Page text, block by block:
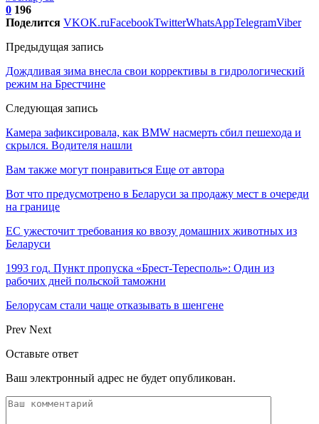
0 196
Поделится VKOK.ruFacebookTwitterWhatsAppTelegramViber
Предыдущая запись
Дождливая зима внесла свои коррективы в гидрологический
режим на Брестчине
Следующая запись
Камера зафиксировала, как BMW насмерть сбил пешехода и
скрылся. Водителя нашли
Вам также могут понравиться Еще от автора
Вот что предусмотрено в Беларуси за продажу мест в очереди
на границе
ЕС ужесточит требования ко ввозу домашних животных из
Беларуси
1993 год. Пункт пропуска «Брест-Тересполь»: Один из
рабочих дней польской таможни
Белорусам стали чаще отказывать в шенгене
Prev Next
Оставьте ответ
Ваш электронный адрес не будет опубликован.